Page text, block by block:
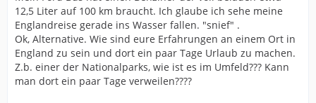
12,5 Liter auf 100 km braucht. Ich glaube ich sehe meine
Englandreise gerade ins Wasser fallen. "snief" .
Ok, Alternative. Wie sind eure Erfahrungen an einem Ort in
England zu sein und dort ein paar Tage Urlaub zu machen.
Z.b. einer der Nationalparks, wie ist es im Umfeld??? Kann
man dort ein paar Tage verweilen????